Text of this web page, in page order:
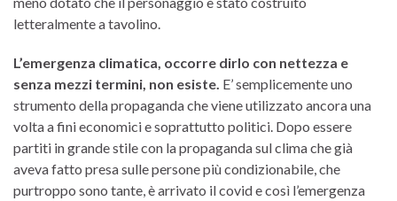
letteralmente a tavolino.
L’emergenza climatica, occorre dirlo con nettezza e
senza mezzi termini, non esiste. E’ semplicemente uno
strumento della propaganda che viene utilizzato ancora una
volta a fini economici e soprattutto politici. Dopo essere
partiti in grande stile con la propaganda sul clima che già
aveva fatto presa sulle persone più condizionabile, che
purtroppo sono tante, è arrivato il covid e così l’emergenza